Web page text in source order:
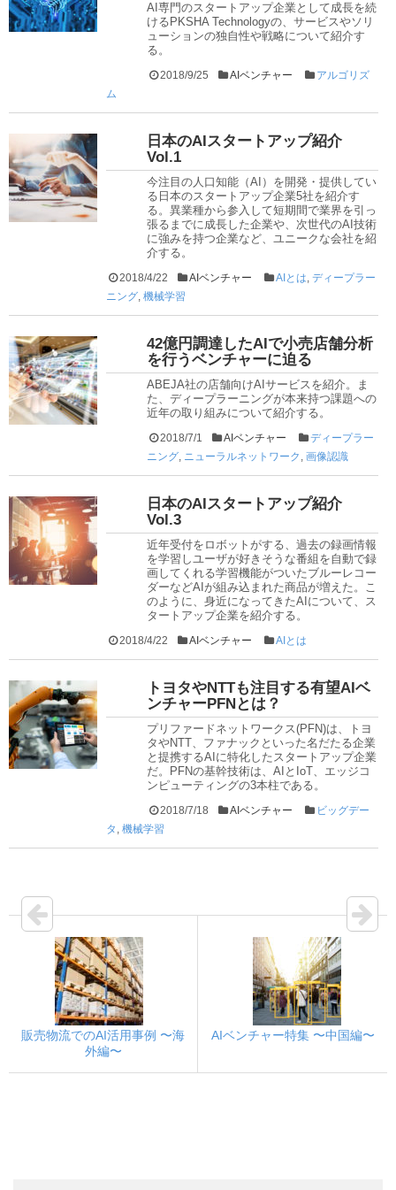
AI専門のスタートアップ企業として成長を続
けるPKSHA Technologyの、サービスやソリ
ューションの独自性や戦略について紹介す
る。
2018/9/25 AIベンチャー
アルゴリズ
ム
日本のAIスタートアップ紹介
Vol.1
今注目の人口知能（AI）を開発・提供してい
る日本のスタートアップ企業5社を紹介す
る。異業種から参入して短期間で業界を引っ
張るまでに成長した企業や、次世代のAI技術
に強みを持つ企業など、ユニークな会社を紹
介する。
2018/4/22 AIベンチャー AIとは,ディープラー
ニング, 機械学習
42億円調達したAIで小売店舗分析
を行うベンチャーに迫る
ABEJA社の店舗向けAIサービスを紹介。ま
た、ディープラーニングが本来持つ課題への
近年の取り組みについて紹介する。
2018/7/1 AIベンチャー
ディープラー
ニング, ニューラルネットワーク , 画像認識
日本のAIスタートアップ紹介
Vol.3
近年受付をロボットがする、過去の録画情報
を学習しユーザが好きそうな番組を自動で録
画してくれる学習機能がついたブルーレコー
ダーなどAIが組み込まれた商品が増えた。こ
のように、身近になってきたAIについて、ス
タートアップ企業を紹介する。
2018/4/22 AIベンチャー AIとは
トヨタやNTTも注目する有望AIベ
ンチャーPFNとは？
プリファードネットワークス(PFN)は、トヨ
タやNTT、ファナックといった名だたる企業
と提携するAIに特化したスタートアップ企業
だ。PFNの基幹技術は、AIとIoT、エッジコ
ンピューティングの3本柱である。
2018/7/18 AIベンチャー
ビッグデー
タ , 機械学習
販売物流でのAI活用事例 〜海
外編〜
AIベンチャー特集 〜中国編〜